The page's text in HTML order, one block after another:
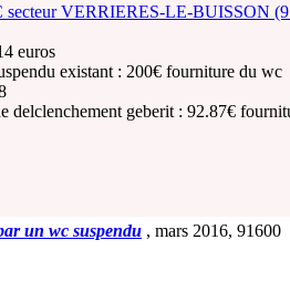
secteur VERRIERES-LE-BUISSON
euros
existant : 200€ fourniture du wc
delclenchement geberit : 92.87€
un wc suspendu , mars 2016, 91600